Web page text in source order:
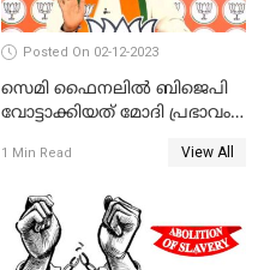
Posted On 02-12-2023
സെമി ഫൈനലില്‍ ബിജെപി
വോട്ടാക്കിയത് മോദി പ്രഭാവം
1 Min Read View All